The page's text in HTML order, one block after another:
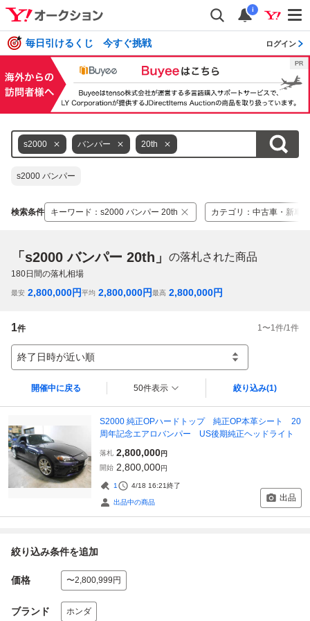
i
毎日引けるくじ 今すぐ挑戦 ログイン
s2000 バンパー 20th
s2000 バンパー
検索条件 キーワード ： s2000 バンパー 20th カテゴリ ： 中古車・新車
「s2000 バンパー 20th」 の落札された商品
180日間の落札相場
最安 2,800,000円平均 2,800,000円最高 2,800,000円
1件 1 〜1 件/1 件
終了日時が近い順
開催中に戻る 50件表示 絞り込み(1)
S2000 純正OPハードトップ 純正OP本革シート 20
周年記念エアロバンパー US後期純正ヘッドライト
落札 2,800,000円
開始 2,800,000円
1 4/18 16:21終了
出品中の商品 出品
絞り込み条件を追加
価格 〜2,800,999円
ブランド ホンダ